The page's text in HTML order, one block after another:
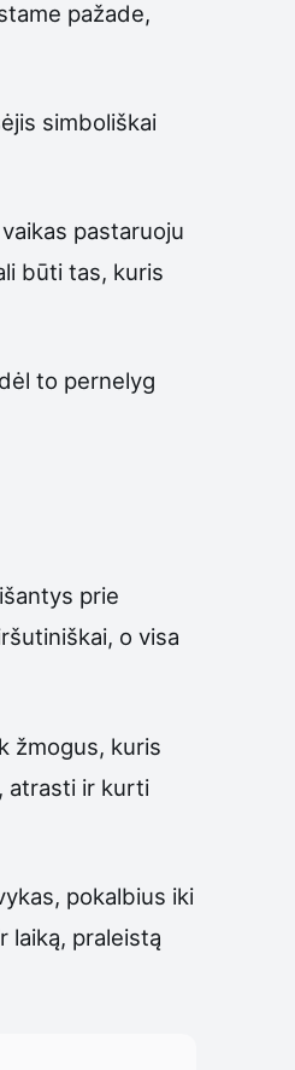
pažade,
simboliškai
pastaruoju
būti tas, kuris
to pernelyg
prie
o visa
žmogus, kuris
atrasti ir kurti
pokalbius iki
laiką, praleistą